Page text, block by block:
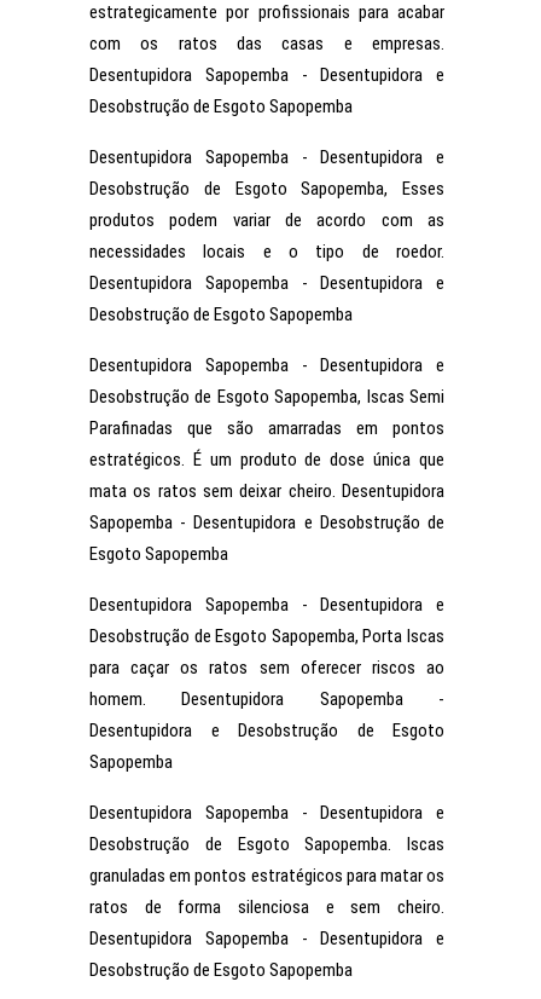
estrategicamente por profissionais para acabar
com os ratos das casas e empresas.
Desentupidora Sapopemba - Desentupidora e
Desobstrução de Esgoto Sapopemba
Desentupidora Sapopemba - Desentupidora e
Desobstrução de Esgoto Sapopemba, Esses
produtos podem variar de acordo com as
necessidades locais e o tipo de roedor.
Desentupidora Sapopemba - Desentupidora e
Desobstrução de Esgoto Sapopemba
Desentupidora Sapopemba - Desentupidora e
Desobstrução de Esgoto Sapopemba, Iscas Semi
Parafinadas que são amarradas em pontos
estratégicos. É um produto de dose única que
mata os ratos sem deixar cheiro. Desentupidora
Sapopemba - Desentupidora e Desobstrução de
Esgoto Sapopemba
Desentupidora Sapopemba - Desentupidora e
Desobstrução de Esgoto Sapopemba, Porta Iscas
para caçar os ratos sem oferecer riscos ao
homem. Desentupidora Sapopemba -
Desentupidora e Desobstrução de Esgoto
Sapopemba
Desentupidora Sapopemba - Desentupidora e
Desobstrução de Esgoto Sapopemba. Iscas
granuladas em pontos estratégicos para matar os
ratos de forma silenciosa e sem cheiro.
Desentupidora Sapopemba - Desentupidora e
Desobstrução de Esgoto Sapopemba